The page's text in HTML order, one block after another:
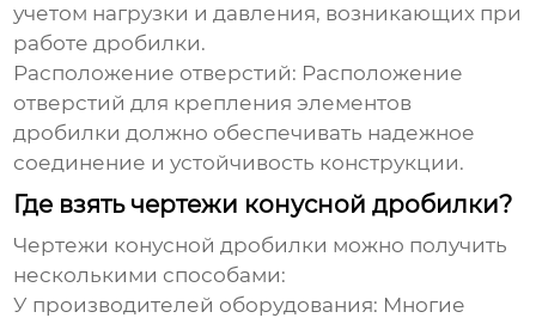
учетом нагрузки и давления, возникающих при
работе дробилки.
Расположение отверстий: Расположение
отверстий для крепления элементов
дробилки должно обеспечивать надежное
соединение и устойчивость конструкции.
Где взять чертежи конусной дробилки?
Чертежи конусной дробилки можно получить
несколькими способами:
У производителей оборудования: Многие